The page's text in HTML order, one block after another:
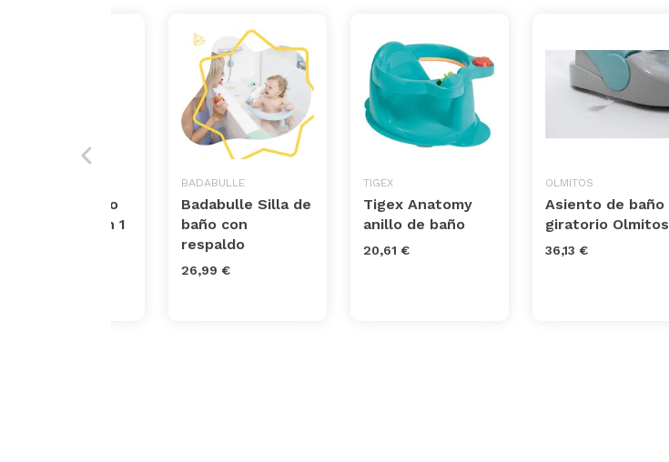
de baño
2 en 1
BADABULLE
Badabulle Silla de
baño con
respaldo
26,99 €
TIGEX
Tigex Anatomy
anillo de baño
20,61 €
OLMITOS
Asiento de baño
giratorio Olmitos
36,13 €